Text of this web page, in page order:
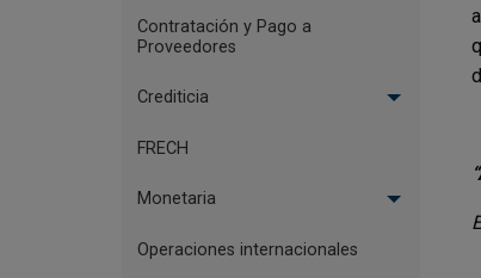
Contratación y Pago a
Proveedores
Crediticia
FRECH
Monetaria
Operaciones internacionales